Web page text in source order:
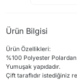
Ürün Bilgisi
Ürün Özellikleri:
%100 Polyester
Yumuşak yapıdadır.
Çift taraflıdır istediğiniz